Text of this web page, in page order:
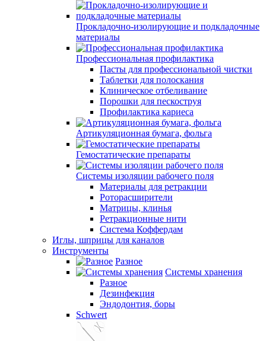
Прокладочно-изолирующие и подкладочные
материалы
Профессиональная профилактика
Пасты для профессиональной чистки
Таблетки для полоскания
Клиническое отбеливание
Порошки для пескоструя
Профилактика кариеса
Артикуляционная бумага, фольга
Гемостатические препараты
Системы изоляции рабочего поля
Материалы для ретракции
Роторасширители
Матрицы, клинья
Ретракционные нити
Система Коффердам
Иглы, шприцы для каналов
Инструменты
Разное
Системы хранения
Разное
Дезинфекция
Эндодонтия, боры
Schwert